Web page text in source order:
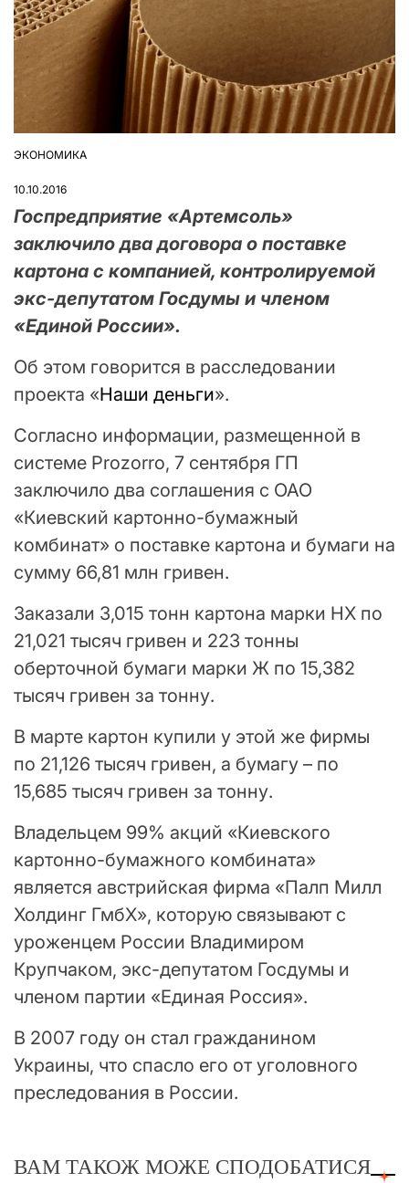
ОПУБЛІКУВАТИ
ЭКОНОМИКА
10.10.2016
Госпредприятие «Артемсоль»
заключило два договора о поставке
картона с компанией, контролируемой
экс-депутатом Госдумы и членом
«Единой России».
Об этом говорится в расследовании
проекта «Наши деньги».
Согласно информации, размещенной в
системе Prozorro, 7 сентября ГП
заключило два соглашения с ОАО
«Киевский картонно-бумажный
комбинат» о поставке картона и бумаги на
сумму 66,81 млн гривен.
Заказали 3,015 тонн картона марки НХ по
21,021 тысяч гривен и 223 тонны
оберточной бумаги марки Ж по 15,382
тысяч гривен за тонну.
В марте картон купили у этой же фирмы
по 21,126 тысяч гривен, а бумагу – по
15,685 тысяч гривен за тонну.
Владельцем 99% акций «Киевского
картонно-бумажного комбината»
является австрийская фирма «Палп Милл
Холдинг ГмбХ», которую связывают с
уроженцем России Владимиром
Крупчаком, экс-депутатом Госдумы и
членом партии «Единая Россия».
В 2007 году он стал гражданином
Украины, что спасло его от уголовного
преследования в России.
ВАМ ТАКОЖ МОЖЕ СПОДОБАТИСЯ